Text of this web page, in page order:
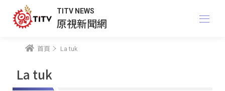
TITV NEWS
原視新聞網
首頁 La tuk
La tuk